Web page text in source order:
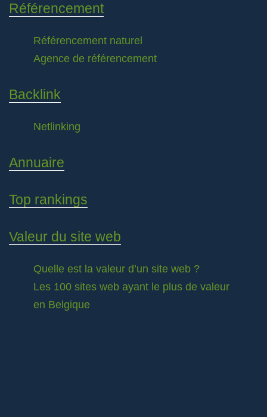
Référencement
Référencement naturel
Agence de référencement
Backlink
Netlinking
Annuaire
Top rankings
Valeur du site web
Quelle est la valeur d’un site web ?
Les 100 sites web ayant le plus de valeur
en Belgique